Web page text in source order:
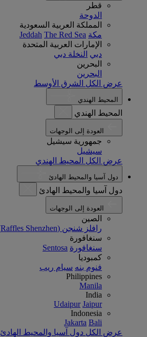
قطر
الدوحة
المملكة العربية السعودية
مكة
Jeddah The Red Sea
الإمارات العربية المتحدة
دبي النخلة دبي
البحرين
البحرين
عرض الكل الشرق الأوسط
المحيط الهندي
المحيط الهندي
جمهورية سيشيل
سيشيل
عرض الكل المحيط الهندي
دول آسيا والمحيط الهادئ
دول آسيا والمحيط الهادئ
الصين
رافلز شنجن (Raffles Shenzhen)
سنغافورة
سنغافورة Sentosa
كمبوديا
فنوم بنه سيام ريب
Philippines
Manila
India
Udaipur Jaipur
Indonesia
Jakarta Bali
عرض الكل دول آسيا والمحيط الهادئ